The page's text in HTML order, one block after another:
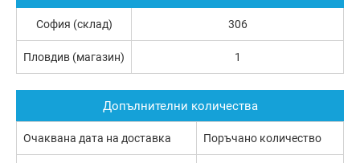
София (склад) 306
Пловдив (магазин) 1
Допълнителни количества
Очаквана дата на доставка Поръчано количество